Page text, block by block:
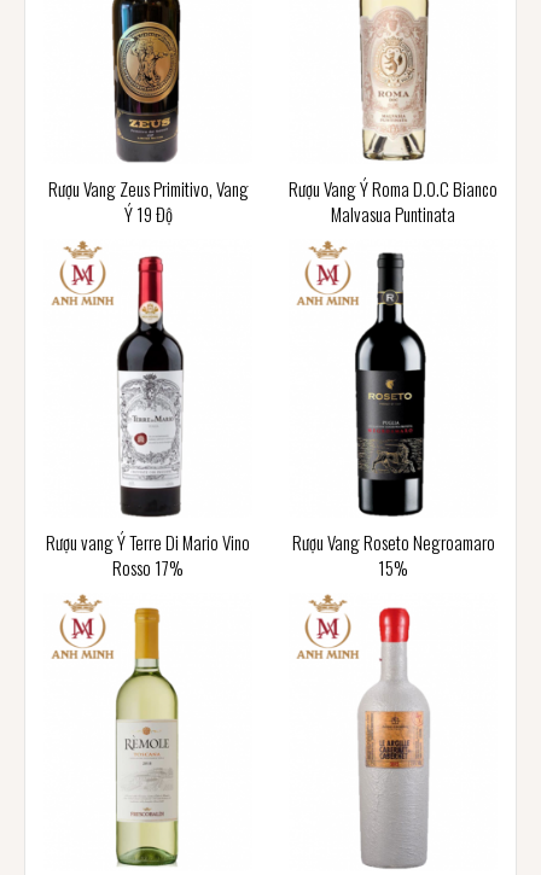
Rượu Vang Zeus Primitivo, Vang
Ý 19 Độ
Rượu Vang Ý Roma D.O.C Bianco
Malvasua Puntinata
Rượu vang Ý Terre Di Mario Vino
Rosso 17%
Rượu Vang Roseto Negroamaro
15%